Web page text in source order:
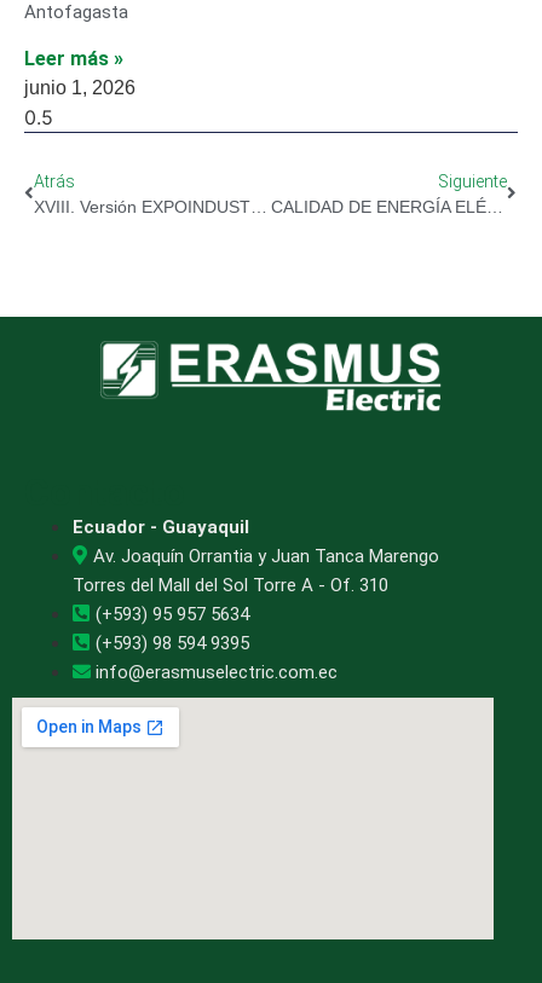
Antofagasta
Leer más »
junio 1, 2026
Atrás
Siguiente
CALIDAD DE ENERGÍA ELÉCTRICA
Ecuador - Guayaquil
Av. Joaquín Orrantia y Juan Tanca Marengo
Torres del Mall del Sol Torre A - Of. 310
(+593) 95 957 5634
(+593) 98 594 9395
info@erasmuselectric.com.ec